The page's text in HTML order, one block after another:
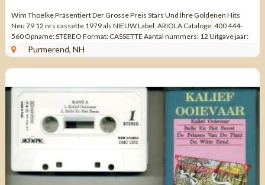
Wim Thoelke Präsentiert Der Grosse Preis Stars Und Ihre Goldenen Hits
Neu 79 12 nrs cassette 1979 als NIEUW Label: ARIOLA Cataloge: 400 444-
560 Opname: STEREO Format: CASSETTE Aantal nummers: 12 Uitgave jaar:
1979 Made in GERMANY ...
Purmerend, NH